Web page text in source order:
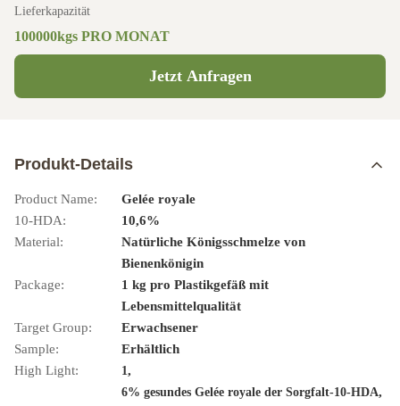
Lieferkapazität
100000kgs PRO MONAT
Jetzt Anfragen
Produkt-Details
Product Name:
Gelée royale
10-HDA:
10,6%
Material:
Natürliche Königsschmelze von
Bienenkönigin
Package:
1 kg pro Plastikgefäß mit
Lebensmittelqualität
Target Group:
Erwachsener
Sample:
Erhältlich
High Light:
1,
6% gesundes Gelée royale der Sorgfalt-10-HDA,